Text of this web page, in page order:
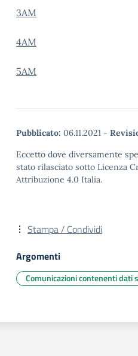
3AM
4AM
5AM
Pubblicato: 06.11.2021 -
Eccetto dove diversamente
stato rilasciato sotto Licenza
Attribuzione 4.0 Italia.
Stampa / Condividi
Argomenti
Comunicazioni contenenti dati